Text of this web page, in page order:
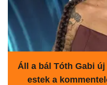
Áll a bál Tóth Gabi
estek a